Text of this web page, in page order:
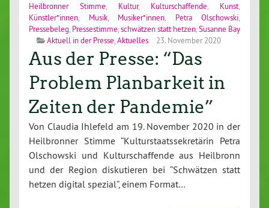
Heilbronner Stimme
Kultur, Kulturschaffende Kunst
Künstler*innen
Musik, Musiker*innen Petra Olschowski
Pressebeleg Pressestimme schwätzen statt hetzen Susanne Bay
Aktuell in der Presse Aktuelles 23. November 2020
Aus der Presse: “Das
Problem Planbarkeit in
Zeiten der Pandemie”
Von Claudia Ihlefeld am 19. November 2020 in der
Heilbronner Stimme “Kulturstaatssekretärin Petra
Olschowski und Kulturschaffende aus Heilbronn
und der Region diskutieren bei “Schwätzen statt
hetzen digital spezial”, einem Format…